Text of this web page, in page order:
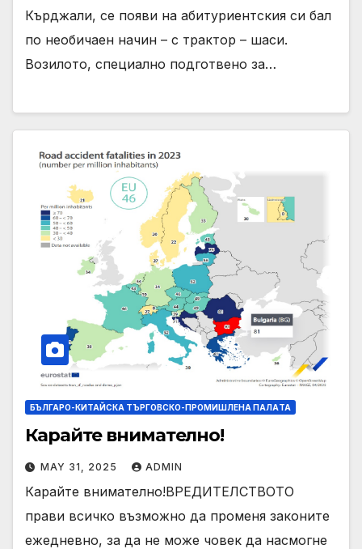
Кърджали, се появи на абитуриентския си бал
по необичаен начин – с трактор – шаси.
Возилото, специално подготвено за…
БЪЛГАРО-КИТАЙСКА ТЪРГОВСКО-ПРОМИШЛЕНА ПАЛAТА
Карайте внимателно!
MAY 31, 2025 ADMIN
Карайте внимателно!ВРЕДИТЕЛСТВОТО
прави всичко възможно да променя законите
ежедневно, за да не може човек да насмогне